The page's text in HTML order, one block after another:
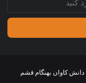
دانش کاوان بهنگام قشم